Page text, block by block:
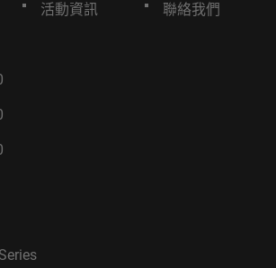
活動資訊 聯絡我們